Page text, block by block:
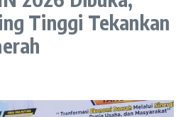
Tinggi Tekankan